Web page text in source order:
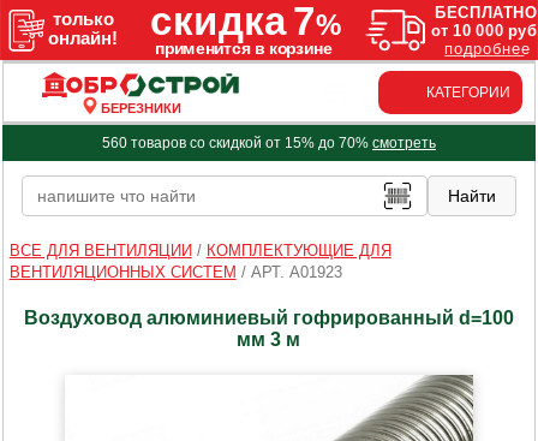
БЕРЕЗНИКИ
КАТЕГОРИИ
560 товаров со скидкой от 15% до 70% смотреть
ВСЕ ДЛЯ ВЕНТИЛЯЦИИ / КОМПЛЕКТУЮЩИЕ ДЛЯ
ВЕНТИЛЯЦИОННЫХ СИСТЕМ / АРТ. A01923
Воздуховод алюминиевый гофрированный d=100
мм 3 м